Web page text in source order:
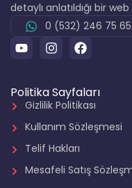
detaylı anlatıldığı bir
0 (532) 246 75 65
Politika Sayfaları
Gizlilik Politikası
Kullanım Sözleşmesi
Telif Hakları
Mesafeli Satış